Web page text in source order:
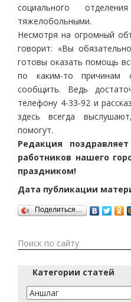
социального
тяжелобольными.
Несмотря на огромный
говорит: «Вы
готовы оказать помощь
по каким-то причинам
сообщить. Ведь
телефону 4-33-92 и
здесь всегда
помогут.
Редакция
работников нашего
праздником!
Дата публикации
Поделиться…
Категории статей